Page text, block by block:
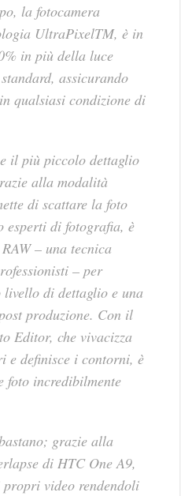
la fotocamera
UltraPixelTM, è in
in più della luce
assicurando
qualsiasi condizione di
il più piccolo dettaglio
alla modalità
di scattare la foto
esperti di fotografia, è
– una tecnica
– per
livello di dettaglio e una
produzione. Con il
Editor, che vivacizza
e definisce i contorni, è
foto incredibilmente
grazie alla
di HTC One A9,
video rendendoli